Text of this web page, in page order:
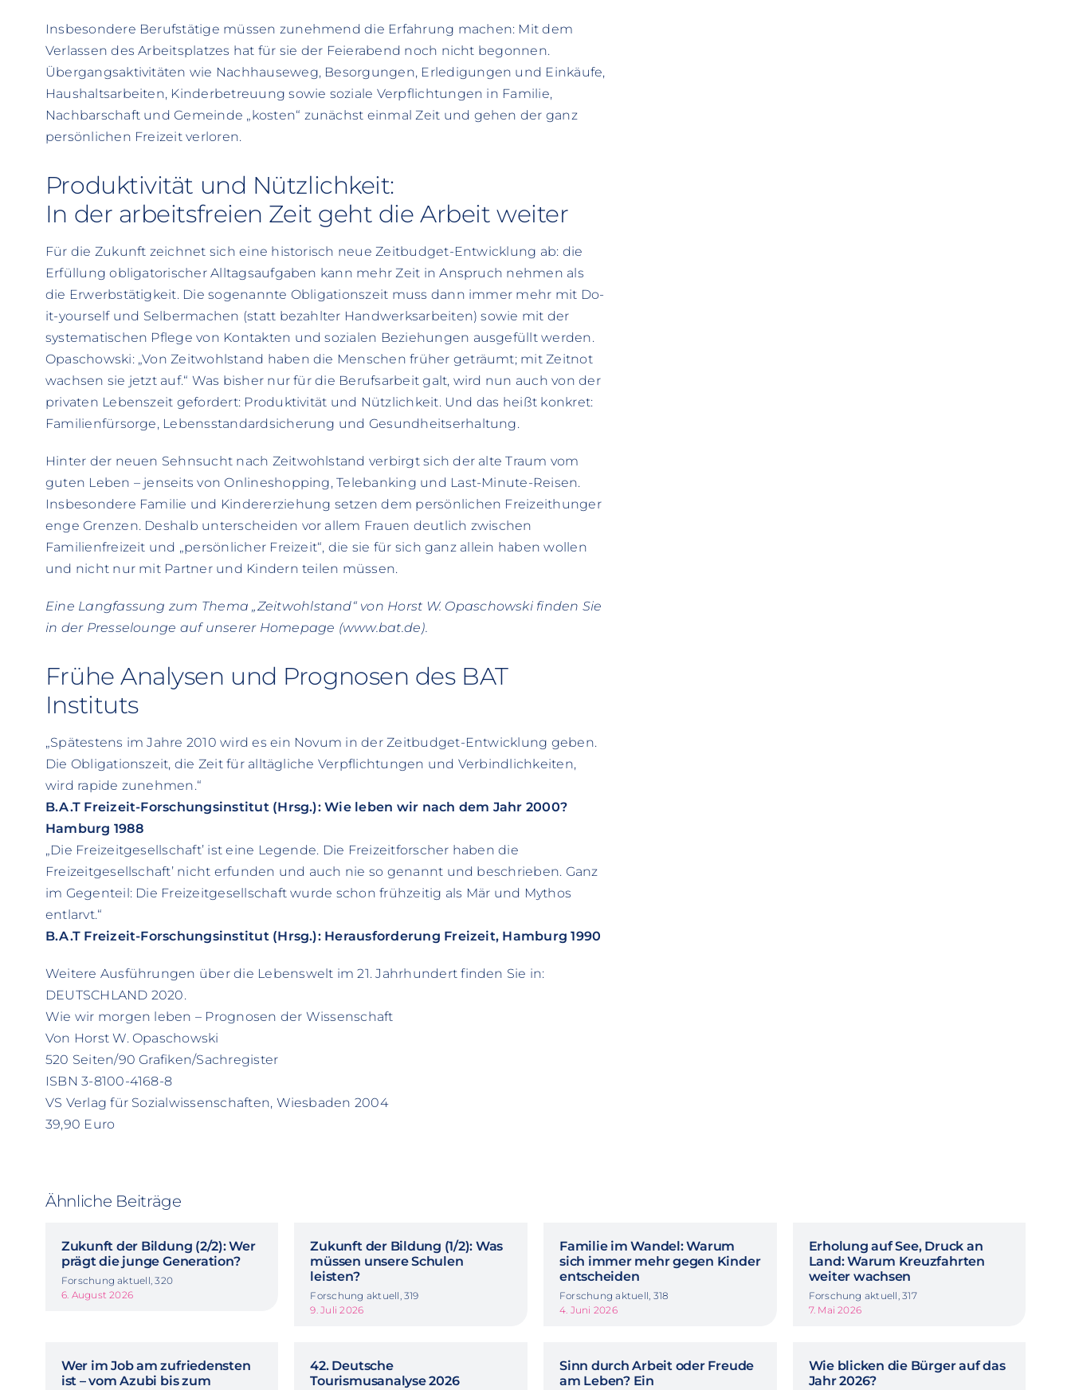
Insbesondere Berufstätige müssen zunehmend die Erfahrung machen: Mit dem
Verlassen des Arbeitsplatzes hat für sie der Feierabend noch nicht begonnen.
Übergangsaktivitäten wie Nachhauseweg, Besorgungen, Erledigungen und Einkäufe,
Haushaltsarbeiten, Kinderbetreuung sowie soziale Verpflichtungen in Familie,
Nachbarschaft und Gemeinde „kosten“ zunächst einmal Zeit und gehen der ganz
persönlichen Freizeit verloren.
Produktivität und Nützlichkeit:
In der arbeitsfreien Zeit geht die Arbeit weiter
Für die Zukunft zeichnet sich eine historisch neue Zeitbudget-Entwicklung ab: die
Erfüllung obligatorischer Alltagsaufgaben kann mehr Zeit in Anspruch nehmen als
die Erwerbstätigkeit. Die sogenannte Obligationszeit muss dann immer mehr mit Do-
it-yourself und Selbermachen (statt bezahlter Handwerksarbeiten) sowie mit der
systematischen Pflege von Kontakten und sozialen Beziehungen ausgefüllt werden.
Opaschowski: „Von Zeitwohlstand haben die Menschen früher geträumt; mit Zeitnot
wachsen sie jetzt auf.“ Was bisher nur für die Berufsarbeit galt, wird nun auch von der
privaten Lebenszeit gefordert: Produktivität und Nützlichkeit. Und das heißt konkret:
Familienfürsorge, Lebensstandardsicherung und Gesundheitserhaltung.
Hinter der neuen Sehnsucht nach Zeitwohlstand verbirgt sich der alte Traum vom
guten Leben – jenseits von Onlineshopping, Telebanking und Last-Minute-Reisen.
Insbesondere Familie und Kindererziehung setzen dem persönlichen Freizeithunger
enge Grenzen. Deshalb unterscheiden vor allem Frauen deutlich zwischen
Familienfreizeit und „persönlicher Freizeit“, die sie für sich ganz allein haben wollen
und nicht nur mit Partner und Kindern teilen müssen.
Eine Langfassung zum Thema „Zeitwohlstand“ von Horst W. Opaschowski finden Sie
in der Presselounge auf unserer Homepage (www.bat.de).
Frühe Analysen und Prognosen des BAT
Instituts
„Spätestens im Jahre 2010 wird es ein Novum in der Zeitbudget-Entwicklung geben.
Die Obligationszeit, die Zeit für alltägliche Verpflichtungen und Verbindlichkeiten,
wird rapide zunehmen.“
B.A.T Freizeit-Forschungsinstitut (Hrsg.): Wie leben wir nach dem Jahr 2000?
Hamburg 1988
„Die Freizeitgesellschaft’ ist eine Legende. Die Freizeitforscher haben die
Freizeitgesellschaft’ nicht erfunden und auch nie so genannt und beschrieben. Ganz
im Gegenteil: Die Freizeitgesellschaft wurde schon frühzeitig als Mär und Mythos
entlarvt.“
B.A.T Freizeit-Forschungsinstitut (Hrsg.): Herausforderung Freizeit, Hamburg 1990
Weitere Ausführungen über die Lebenswelt im 21. Jahrhundert finden Sie in:
DEUTSCHLAND 2020.
Wie wir morgen leben – Prognosen der Wissenschaft
Von Horst W. Opaschowski
520 Seiten/90 Grafiken/Sachregister
ISBN 3-8100-4168-8
VS Verlag für Sozialwissenschaften, Wiesbaden 2004
39,90 Euro
Ähnliche Beiträge
Zukunft der Bildung (2/2): Wer
prägt die junge Generation?
Forschung aktuell, 320
6. August 2026
Zukunft der Bildung (1/2): Was
müssen unsere Schulen
leisten?
Forschung aktuell, 319
9. Juli 2026
Familie im Wandel: Warum
sich immer mehr gegen Kinder
entscheiden
Forschung aktuell, 318
4. Juni 2026
Erholung auf See, Druck an
Land: Warum Kreuzfahrten
weiter wachsen
Forschung aktuell, 317
7. Mai 2026
Wer im Job am zufriedensten
ist – vom Azubi bis zum
42. Deutsche
Tourismusanalyse 2026
Sinn durch Arbeit oder Freude
am Leben? Ein
Wie blicken die Bürger auf das
Jahr 2026?